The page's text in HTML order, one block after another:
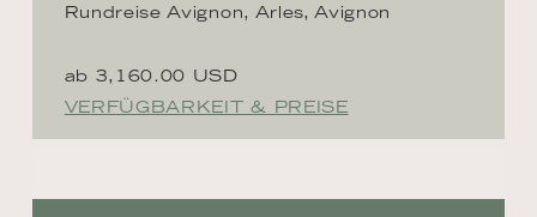
Rundreise Avignon, Arles, Avignon
ab 3,160.00 USD
VERFÜGBARKEIT & PREISE